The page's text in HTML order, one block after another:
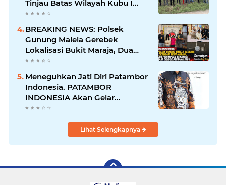
Tinjau Batas Wilayah Kubu I
yang Diduga Diserobot PT Jatim
BREAKING NEWS: Polsek
Gunung Malela Gerebek
Lokalisasi Bukit Maraja, Dua
Perempuan Menangis Saat
Diciduk Bersama Sabu
Meneguhkan Jati Diri Patambor
Indonesia. PATAMBOR
INDONESIA Akan Gelar
RAKERNAS II Di Jakarta.
Lihat Selengkapnya